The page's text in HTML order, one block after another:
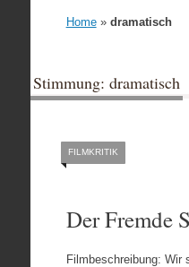
Home» dramatisch
Stimmung: dramatisch
FILMKRITIK
Der Fremde
Filmbeschreibung: Wir